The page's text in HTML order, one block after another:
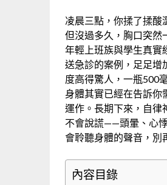
凌晨三點，你揉了揉酸
但沒過多久，胸口突
年輕上班族與學生真實
送急診的案例，足足增
度高得驚人，一瓶500
身體其實已經在告訴你
運作。長期下來，自律
不會說謊——頭暈、心
會聆聽身體的聲音，別
內容目錄